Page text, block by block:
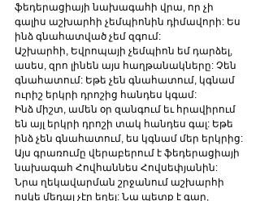
ֆեդերացիայի նախագահի վրա, որ չի
գալիս աշխարհի չեմպիոնին դիմավորի: Ես
ինձ գնահատված չեմ զգում:
Աշխարհի, Եվրոպայի չեմպիոն եմ դարձել,
ասես, զրո լինեն այս հաղթանակները: Չեն
գնահատում: Եթե չեն գնահատում, կգնամ
ուրիշ երկրի դրոշից հանդես կգամ:
Ինձ միշտ, ամեն օր զանգում եւ հրավիրում
են այլ երկրի դրոշի տակ հանդես գալ: Եթե
ինձ չեն գնահատում, ես կգնամ մեր երկրից:
Այս գրառումը վերաբերում է ֆեդերացիայի
նախագահ Հովհաննես Հովսեփյանին:
Նրա ղեկավարման շրջանում աշխարհի
ոսկե մեդալ չէր եղել: Նա պետք է գար,